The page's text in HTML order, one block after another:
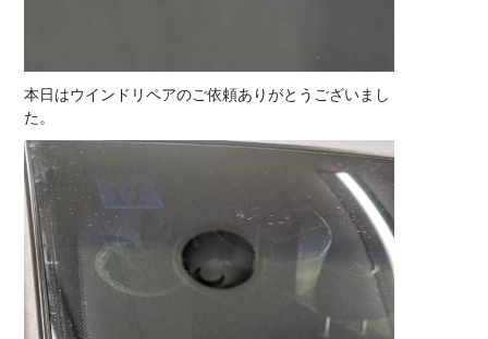
本日はウインドリペアのご依頼ありがとうございまし
た。